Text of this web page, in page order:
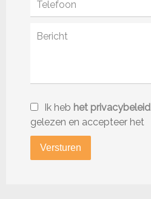
Ik heb het privacybeleid
gelezen en accepteer het
Versturen